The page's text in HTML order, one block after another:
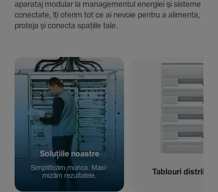
aparataj modular la managementul energiei și sisteme
conec­tate, îți oferim tot ce ai nevoie pentru a alimenta,
proteja și conecta spațiile tale.
Solu­țiile noastre
Simpli­ficăm munca. Maxi­
mizăm rezul­ta­tele.
Tablouri